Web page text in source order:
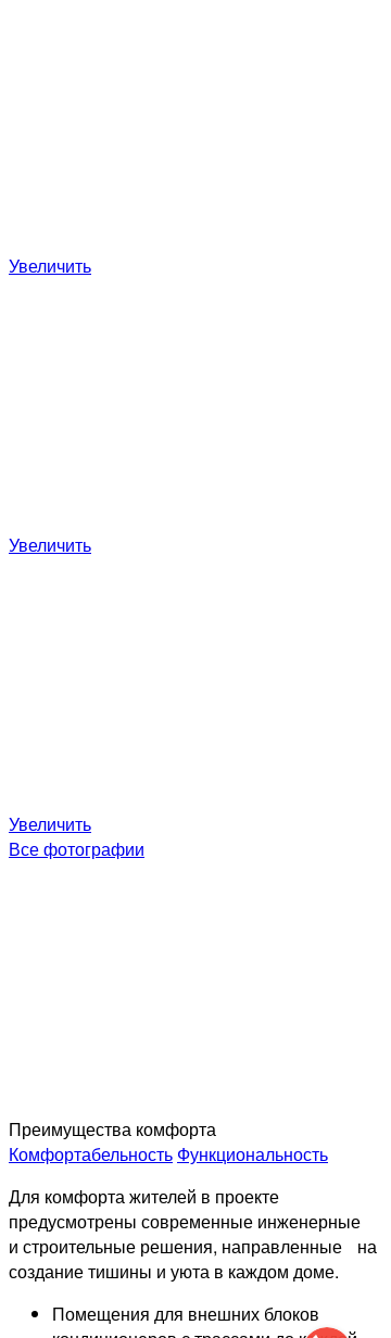
Увеличить
Увеличить
Увеличить
Все фотографии
Преимущества комфорта
Комфортабельность Функциональность
Для комфорта жителей в проекте
предусмотрены современные инженерные
и строительные решения, направленные на
создание тишины и уюта в каждом доме.
Помещения для внешних блоков